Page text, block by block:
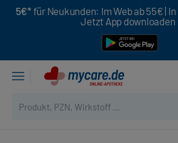
5€* für Neukunden: Im Web ab 55€ |
Jetzt App downloaden